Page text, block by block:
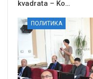
kvadrata – Ko…
ПОЛИТИКА